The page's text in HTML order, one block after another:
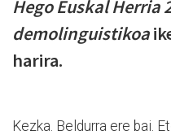
Hego Euskal Herria
demolinguistikoa
harira.
Kezka. Beldurra ere bai.